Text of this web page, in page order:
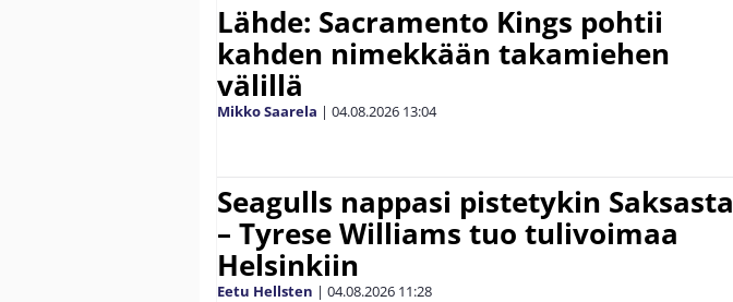
Lähde: Sacramento Kings pohtii
kahden nimekkään takamiehen
välillä
Mikko Saarela | 04.08.2026 13:04
Seagulls nappasi pistetykin Saksasta
– Tyrese Williams tuo tulivoimaa
Helsinkiin
Eetu Hellsten | 04.08.2026 11:28